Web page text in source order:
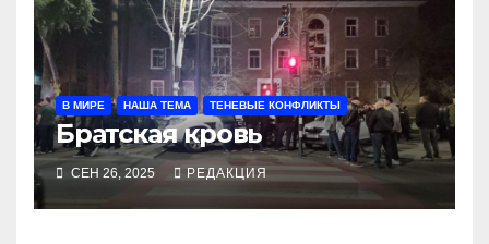
В МИРЕ НАША ТЕМА ТЕНЕВЫЕ КОНФЛИКТЫ
Братская кровь
СЕН 26, 2025 РЕДАКЦИЯ